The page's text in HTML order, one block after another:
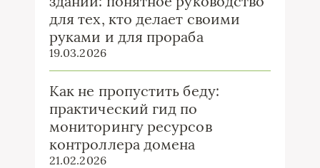
для тех, кто делает своими
руками и для прораба
19.03.2026
Как не пропустить беду:
практический гид по
мониторингу ресурсов
контроллера домена
21.02.2026